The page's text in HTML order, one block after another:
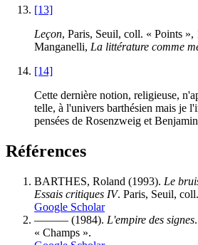
[13]
Leçon, Paris, Seuil, coll. « Points
Manganelli, La littérature comme
[14]
Cette dernière notion, religieuse,
telle, à l'univers barthésien mais je
pensées de Rosenzweig et
Références
BARTHES, Roland (1993). Le
Essais critiques IV. Paris, Seuil,
Google Scholar
——— (1984). L'empire des signes
« Champs ».